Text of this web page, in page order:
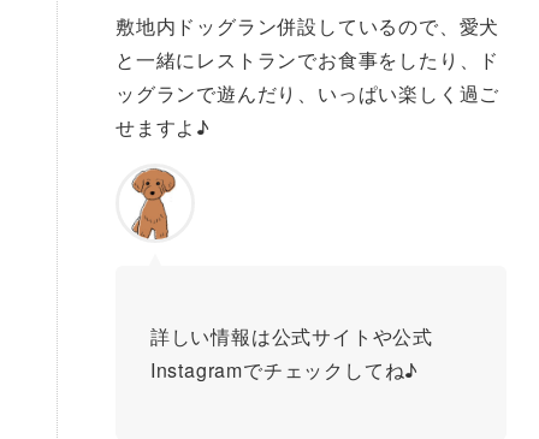
敷地内ドッグラン併設しているので、愛犬
と一緒にレストランでお食事をしたり、ド
ッグランで遊んだり、いっぱい楽しく過ご
せますよ♪
詳しい情報は公式サイトや公式
Instagramでチェックしてね♪